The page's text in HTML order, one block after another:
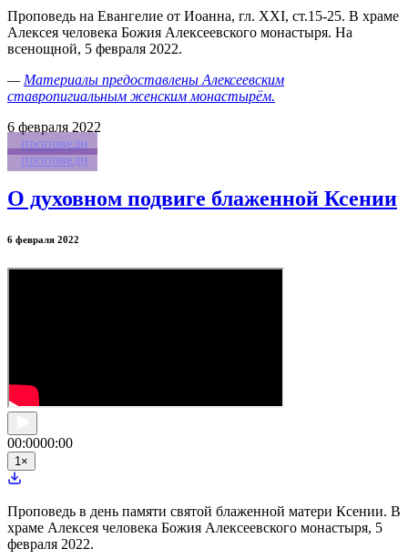
Проповедь на Евангелие от Иоанна, гл. XXI, ст.15-25. В храме
Алексея человека Божия Алексеевского монастыря. На
всенощной, 5 февраля 2022.
— Материалы предоставлены Алексеевским
ставропигиальным женским монастырём.
6 февраля 2022
проповеди
проповеди
О духовном подвиге блаженной Ксении
6 февраля 2022
00:0000:00
1 ×
Проповедь в день памяти святой блаженной матери Ксении. В
храме Алексея человека Божия Алексеевского монастыря, 5
февраля 2022.